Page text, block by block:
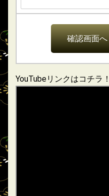
YouTubeリンクはコチラ！